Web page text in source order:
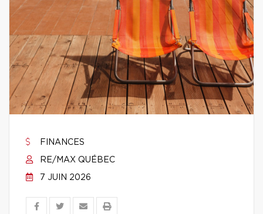
FINANCES
RE/MAX QUÉBEC
7 JUIN 2026